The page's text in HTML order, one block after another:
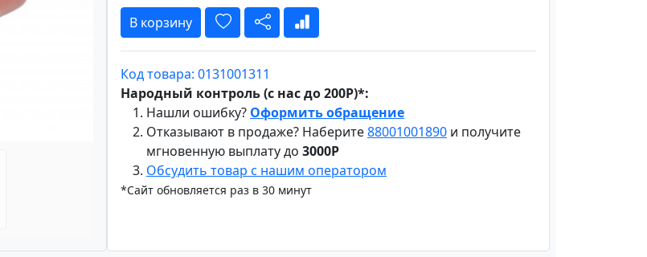
В корзину
Код товара: 0131001311
Народный контроль (с нас до 200Р)*:
Нашли ошибку? Оформить обращение
Отказывают в продаже? Наберите88001001890 и получите
мгновенную выплату до 3000Р
Обсудить товар с нашим оператором
*Сайт обновляется раз в 30 минут